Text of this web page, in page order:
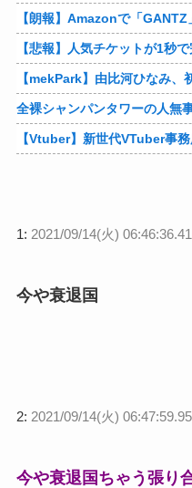
【朗報】Amazonで「
【mekPark】由比河ひなみ
全裸シャンパンタワーの人無
1: 2021/09/14(火)
今や衰退国
2: 2021/09/14(火)
今や衰退国ちゃう張り